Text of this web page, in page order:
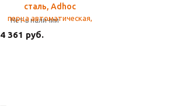
сталь, Adhoc
Нет в наличии
4 361 руб.